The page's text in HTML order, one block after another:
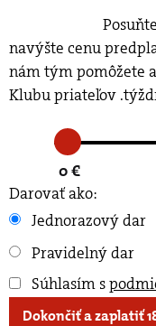
navýšte cenu
nám tým pomôžete
Klubu priateľov
0 €
Darovať ako:
Jednorazový dar
Pravidelný dar
Súhlasím s
Dokončiť a zaplatiť